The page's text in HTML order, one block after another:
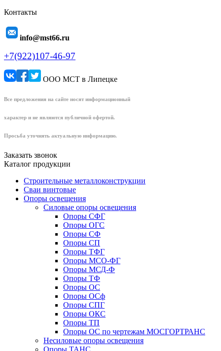
Контакты
info@mst66.ru
+7(922)107-46-97
ООО МСТ в Липецке
Все предложения на сайте носят информационный
характер и не являются публичной офертой.
Просьба уточнять актуальную информацию.
Заказать звонок
Каталог продукции
Строительные металлоконструкции
Сваи винтовые
Опоры освещения
Силовые опоры освещения
Опоры СФГ
Опоры ОГС
Опоры СФ
Опоры СП
Опоры ТФГ
Опоры МСО-ФГ
Опоры МСД-Ф
Опоры ТФ
Опоры ОС
Опоры ОСф
Опоры СПГ
Опоры ОКС
Опоры ТП
Опоры ОС по чертежам МОСГОРТРАНС
Несиловые опоры освещения
Опоры ТАНС